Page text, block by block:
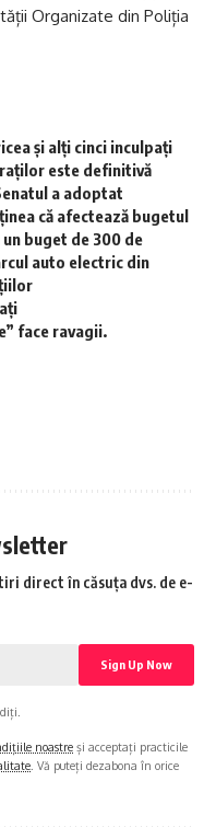
Organizate din Poliția
și alți cinci inculpați
este definitivă
a adoptat
că afectează bugetul
buget de 300 de
auto electric din
face ravagii.
direct în căsuța dvs. de e-
noastre și acceptați practicile
. Vă puteți dezabona în orice